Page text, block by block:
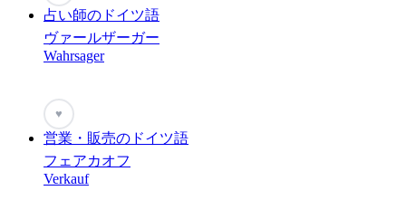
占い師のドイツ語
ヴァールザーガー
Wahrsager
♥
営業・販売のドイツ語
フェアカオフ
Verkauf